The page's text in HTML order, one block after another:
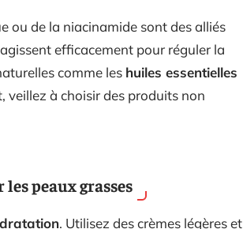
ou de la niacinamide sont des alliés
efficacement pour réguler la
comme les huiles essentielles
veillez à choisir des produits non
peaux grasses
. Utilisez des crèmes légères et